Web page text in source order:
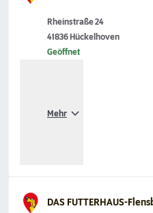
Rheinstraße 24
41836 Hückelhoven
Geöffnet
Mehr
DAS FUTTERHAUS-